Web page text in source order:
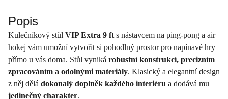
Popis
Kulečníkový stůl VIP Extra 9 ft s nástavcem na ping-pong a air
hokej vám umožní vytvořit si pohodlný prostor pro napínavé hry
přímo u vás doma. Stůl vyniká robustní konstrukcí, precizním
zpracováním a odolnými materiály. Klasický a elegantní design
z něj dělá dokonalý doplněk každého interiéru a dodává mu
jedinečný charakter.